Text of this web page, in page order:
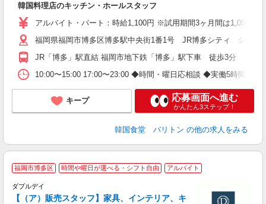
韓国料理店のキッチン・ホールスタッフ
アルバイト・パート：時給1,100円 ※試用期間3ヶ月間は1,057円
福岡県福岡市博多区博多駅中央街1番1号 JR博多シティ シティ
JR「博多」駅直結 福岡市地下鉄「博多」駅下車 徒歩3分
10:00〜15:00 17:00〜23:00 ◆時間・曜日応相談 ◆実働5時間 ◆1
キープ 応募画面へ進む
かんたん3ステップ！
韓国食堂 バリトン の他の求人をみる
福岡市博多区 時間や曜日が選べる・シフト自由 アルバイト
ダブルデイ
【（ア）販売スタッフ】家具、インテリア、キ